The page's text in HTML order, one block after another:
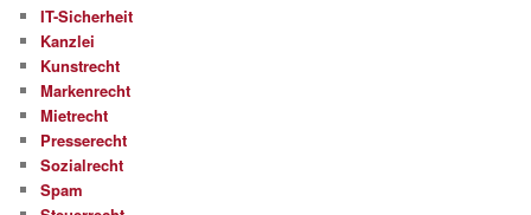
IT-Sicherheit
Kanzlei
Kunstrecht
Markenrecht
Mietrecht
Presserecht
Sozialrecht
Spam